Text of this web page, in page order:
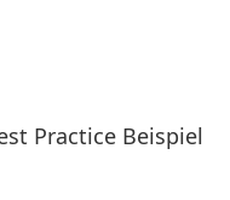
Practice Beispiel